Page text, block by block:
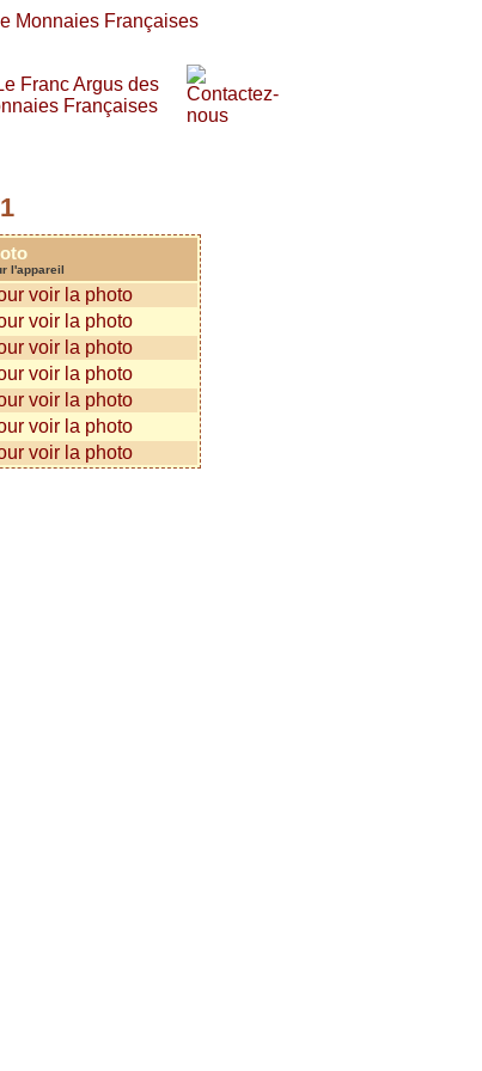
l'appareil